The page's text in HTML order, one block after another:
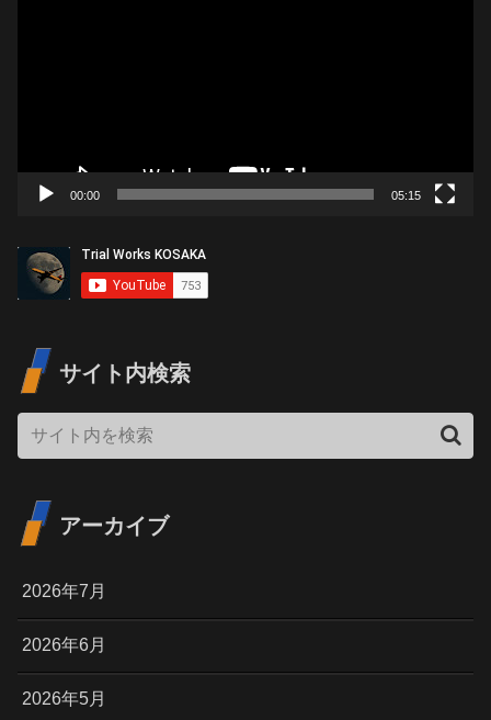
00:00 05:15
サイト内検索
アーカイブ
2026年7月
2026年6月
2026年5月